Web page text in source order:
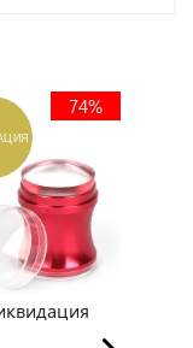
74%